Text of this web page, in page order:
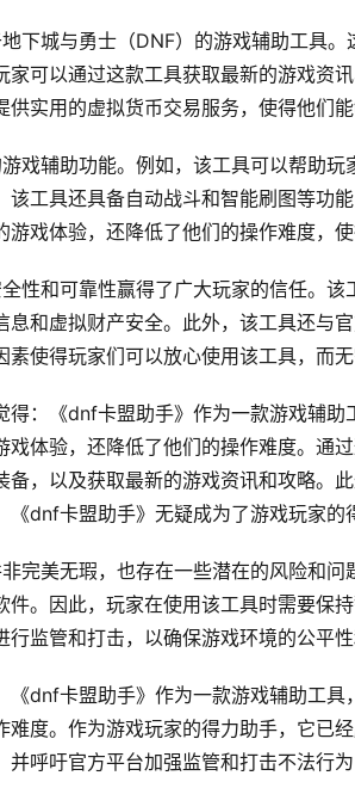
下城与勇士（DNF）的游戏辅助工具
家可以通过这款工具获取最新的游戏资
实用的虚拟货币交易服务，使得他们
戏辅助功能。例如，该工具可以帮助
该工具还具备自动战斗和智能刷图等功
戏体验，还降低了他们的操作难度，
性和可靠性赢得了广大玩家的信任。
息和虚拟财产安全。此外，该工具还与
使得玩家们可以放心使用该工具，而
得：《dnf卡盟助手》作为一款游戏辅
戏体验，还降低了他们的操作难度。通
，以及获取最新的游戏资讯和攻略。
dnf卡盟助手》无疑成为了游戏玩家的
完美无瑕，也存在一些潜在的风险和
件。因此，玩家在使用该工具时需要保
监管和打击，以确保游戏环境的公平性
《dnf卡盟助手》作为一款游戏辅助工
难度。作为游戏玩家的得力助手，它已
呼吁官方平台加强监管和打击不法行